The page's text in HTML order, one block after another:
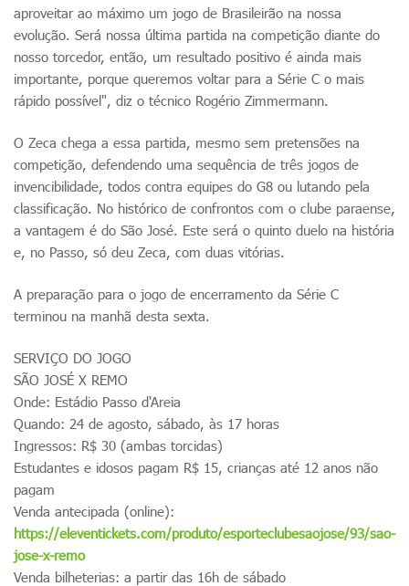
aproveitar ao máximo um jogo de Brasileirão na nossa
evolução. Será nossa última partida na competição diante do
nosso torcedor, então, um resultado positivo é ainda mais
importante, porque queremos voltar para a Série C o mais
rápido possível", diz o técnico Rogério Zimmermann.
O Zeca chega a essa partida, mesmo sem pretensões na
competição, defendendo uma sequência de três jogos de
invencibilidade, todos contra equipes do G8 ou lutando pela
classificação. No histórico de confrontos com o clube paraense,
a vantagem é do São José. Este será o quinto duelo na história
e, no Passo, só deu Zeca, com duas vitórias.
A preparação para o jogo de encerramento da Série C
terminou na manhã desta sexta.
SERVIÇO DO JOGO
SÃO JOSÉ X REMO
Onde: Estádio Passo d'Areia
Quando: 24 de agosto, sábado, às 17 horas
Ingressos: R$ 30 (ambas torcidas)
Estudantes e idosos pagam R$ 15, crianças até 12 anos não
pagam
Venda antecipada (online):
https://eleventickets.com/produto/esporteclubesaojose/93/sao-
jose-x-remo
Venda bilheterias: a partir das 16h de sábado